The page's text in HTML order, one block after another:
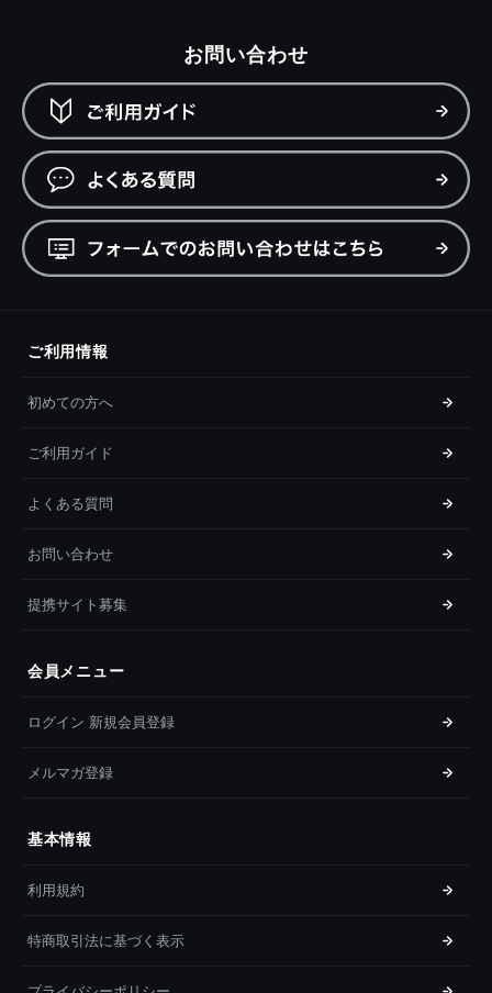
お問い合わせ
ご利用情報
初めての方へ
ご利用ガイド
よくある質問
お問い合わせ
提携サイト募集
会員メニュー
ログイン 新規会員登録
メルマガ登録
基本情報
利用規約
特商取引法に基づく表示